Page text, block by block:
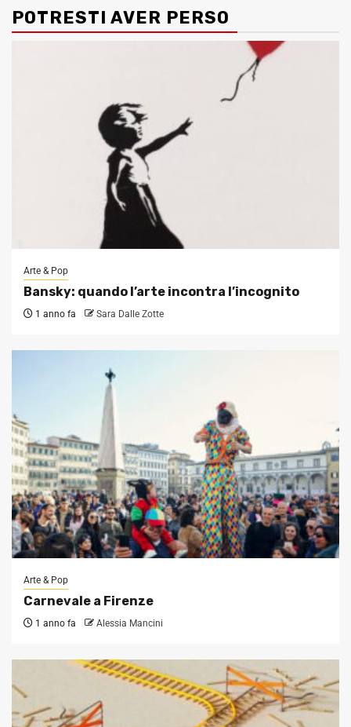
POTRESTI AVER PERSO
Arte & Pop
Bansky: quando l’arte incontra l’incognito
1 anno fa Sara Dalle Zotte
Arte & Pop
Carnevale a Firenze
1 anno fa Alessia Mancini